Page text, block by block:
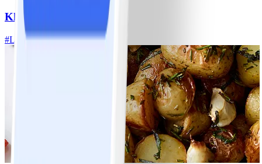
Klassisk vitkålssallad
#Lätt 20 MIN